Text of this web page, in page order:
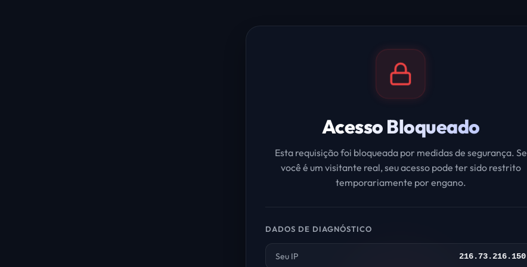
Acesso Bloqueado
Esta requisição foi bloqueada por medidas de segurança. Se
você é um visitante real, seu acesso pode ter sido restrito
temporariamente por engano.
DADOS DE DIAGNÓSTICO
Seu IP 216.73.216.150